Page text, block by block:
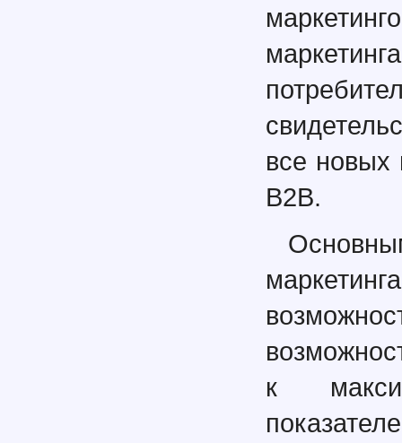
все новых
B2B.
к